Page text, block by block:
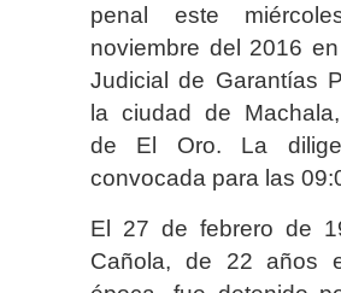
penal este
noviembre del 2016
Judicial de Garantías
la ciudad de
de El Oro. La
convocada para las
El 27 de febrero de
Cañola, de 22 años